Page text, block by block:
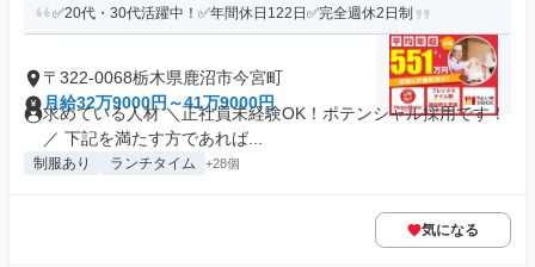
✅20代・30代活躍中！✅年間休日122日✅完全週休2日制
〒322-0068栃木県鹿沼市今宮町
月給32万9000円～41万9000円
求めている人材 ＼正社員未経験OK！ポテンシャル採用です！
／ 下記を満たす方であれば...
制服あり ランチタイム +28個
気になる